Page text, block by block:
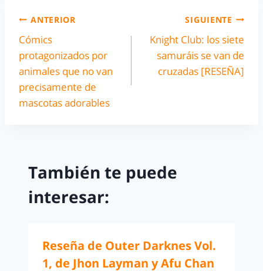
ANTERIOR
Cómics
protagonizados por
animales que no van
precisamente de
mascotas adorables
SIGUIENTE
Knight Club: los siete
samuráis se van de
cruzadas [RESEÑA]
También te puede
interesar:
Reseña de Outer Darknes Vol.
1, de Jhon Layman y Afu Chan